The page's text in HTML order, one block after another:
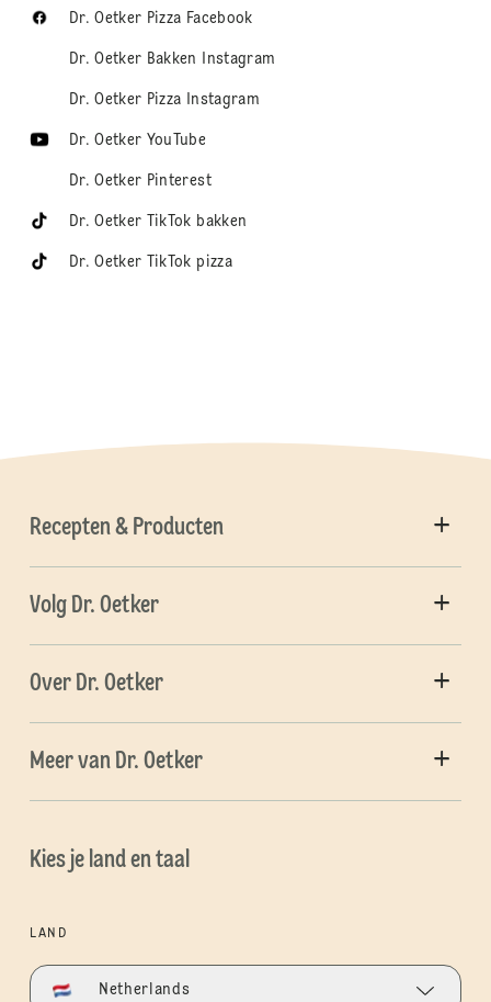
Dr. Oetker Pizza Facebook
Dr. Oetker Bakken Instagram
Dr. Oetker Pizza Instagram
Dr. Oetker YouTube
Dr. Oetker Pinterest
Dr. Oetker TikTok bakken
Dr. Oetker TikTok pizza
Recepten & Producten
Volg Dr. Oetker
Over Dr. Oetker
Meer van Dr. Oetker
Kies je land en taal
LAND
Netherlands